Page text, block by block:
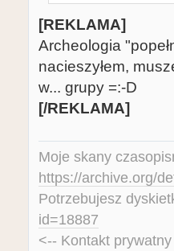
[REKLAMA]
Archeologia
nacieszyłem,
w... grupy =:-D
[/REKLAMA]
Moje skany
https://archive.org/
Potrzebujesz
id=18887
<-- Kontakt